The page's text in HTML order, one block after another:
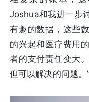
Joshua和我进一步
有趣的数据，这些
的兴起和医疗费用
者的支付责任变大
但可以解决的问题。”